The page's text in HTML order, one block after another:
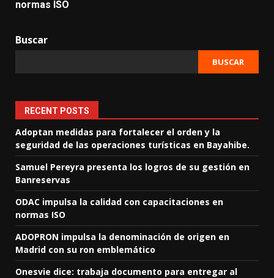
normas ISO
Buscar
BUSCAR
RECENT POSTS
Adoptan medidas para fortalecer el orden y la
seguridad de las operaciones turísticas en Bayahibe.
Samuel Pereyra presenta los logros de su gestión en
Banreservas
ODAC impulsa la calidad con capacitaciones en
normas ISO
ADOPRON impulsa la denominación de origen en
Madrid con su ron emblemático
Onesvie dice: trabaja documento para entregar al